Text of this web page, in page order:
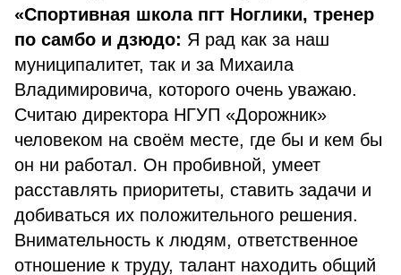
«Спортивная школа пгт Ноглики, тренер
по самбо и дзюдо: Я рад как за наш
муниципалитет, так и за Михаила
Владимировича, которого очень уважаю.
Считаю директора НГУП «Дорожник»
человеком на своём месте, где бы и кем бы
он ни работал. Он пробивной, умеет
расставлять приоритеты, ставить задачи и
добиваться их положительного решения.
Внимательность к людям, ответственное
отношение к труду, талант находить общий